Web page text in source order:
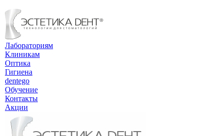
Лабораториям
Клиникам
Оптика
Гигиена
dentego
Обучение
Контакты
Акции